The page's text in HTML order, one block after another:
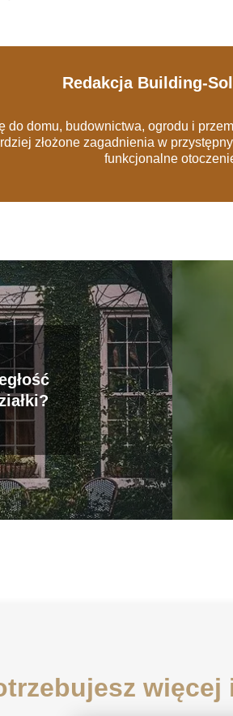
Redakcja Building-
do domu, budownictwa, ogrodu i
złożone zagadnienia w
funkcjonalne